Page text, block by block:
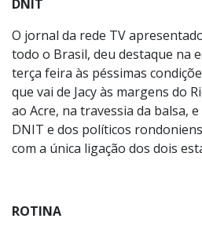
DNIT
O jornal da rede TV
todo o Brasil, deu destaque na
terça feira às péssimas
que vai de Jacy às margens do
ao Acre, na travessia da balsa,
DNIT e dos políticos
com a única ligação dos dois
ROTINA